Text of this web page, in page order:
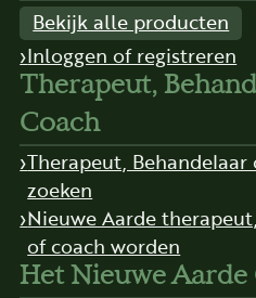
Bekijk alle producten
Inloggen of registreren
Therapeut,
Coach
Therapeut, Behandelaar
zoeken
Nieuwe Aarde
of coach worden
Het Nieuwe